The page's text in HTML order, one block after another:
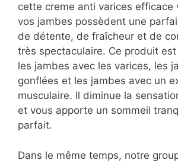
cette creme anti varices efficace
vos jambes possèdent une
de détente, de fraîcheur et de
très spectaculaire. Ce produit
les jambes avec les varices, les
gonflées et les jambes avec un
musculaire. Il diminue la
et vous apporte un sommeil
parfait.
Dans le même temps, notre